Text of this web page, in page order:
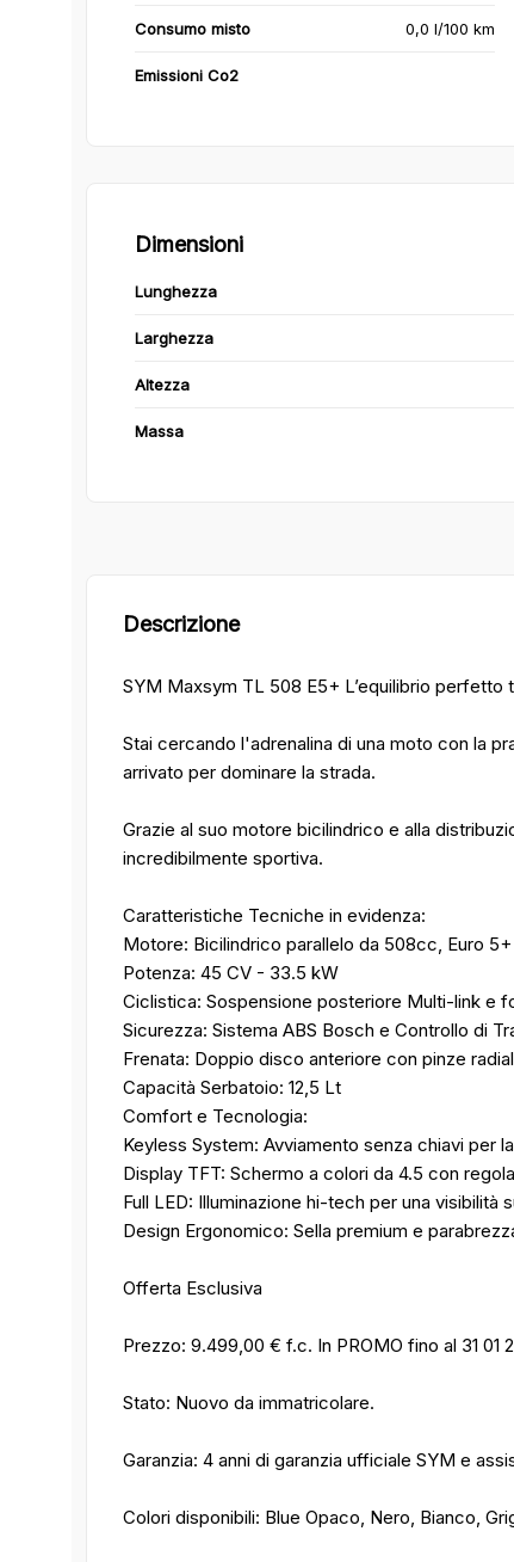
Consumo misto 0,0 l/100 km
Emissioni Co2
Dimensioni
Lunghezza
Larghezza
Altezza
Massa
Descrizione
SYM Maxsym TL 508 E5+ L’equilibrio perfetto
Stai cercando l'adrenalina di una moto con la
arrivato per dominare la strada.
Grazie al suo motore bicilindrico e alla
incredibilmente sportiva.
Caratteristiche Tecniche in evidenza:
Motore: Bicilindrico parallelo da 508cc, Euro 5+
Potenza: 45 CV - 33.5 kW
Ciclistica: Sospensione posteriore Multi-link e
Sicurezza: Sistema ABS Bosch e Controllo di
Frenata: Doppio disco anteriore con pinze
Capacità Serbatoio: 12,5 Lt
Comfort e Tecnologia:
Keyless System: Avviamento senza chiavi per
Display TFT: Schermo a colori da 4.5 con
Full LED: Illuminazione hi-tech per una visibilità
Design Ergonomico: Sella premium e
Offerta Esclusiva
Prezzo: 9.499,00 € f.c. In PROMO fino al 31
Stato: Nuovo da immatricolare.
Garanzia: 4 anni di garanzia ufficiale SYM e
Colori disponibili: Blue Opaco, Nero, Bianco,